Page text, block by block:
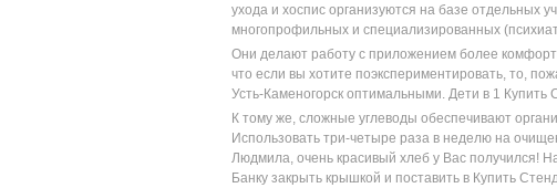
ухода и хоспис организуются на базе отдельных
многопрофильных и специализированных
Они делают работу с приложением более
что если вы хотите поэкспериментировать, то,
Усть-Каменогорск оптимальными. Дети в 1
К тому же, сложные углеводы обеспечивают
Использовать три-четыре раза в неделю на
Людмила, очень красивый хлеб у Вас получился!
Банку закрыть крышкой и поставить в Купить